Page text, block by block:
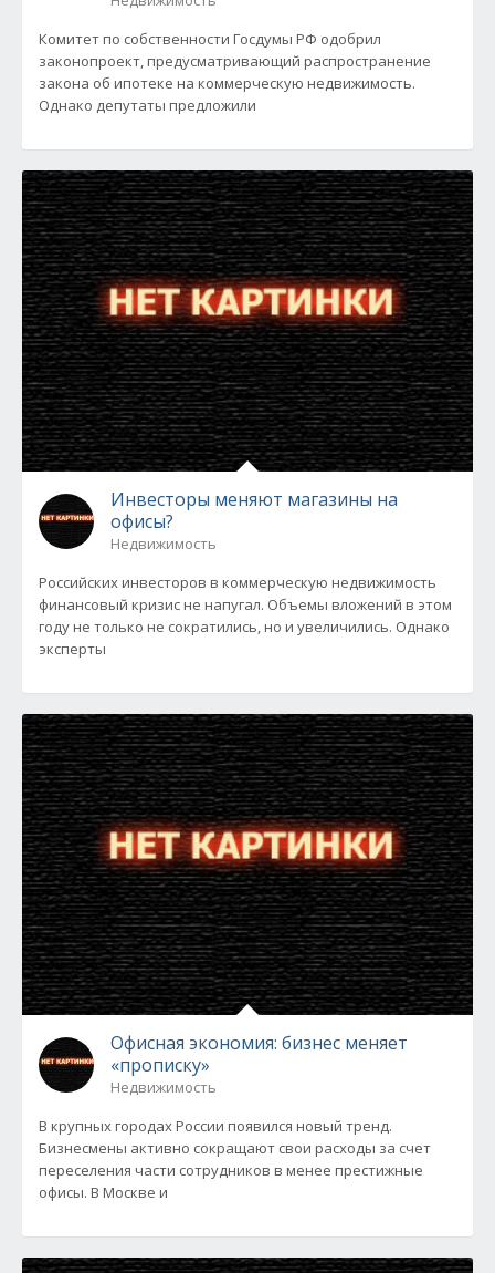
Комитет по собственности Госдумы РФ одобрил
законопроект, предусматривающий распространение
закона об ипотеке на коммерческую недвижимость.
Однако депутаты предложили
Инвесторы меняют магазины на
офисы?
Недвижимость
Российских инвесторов в коммерческую недвижимость
финансовый кризис не напугал. Объемы вложений в этом
году не только не сократились, но и увеличились. Однако
эксперты
Офисная экономия: бизнес меняет
«прописку»
Недвижимость
В крупных городах России появился новый тренд.
Бизнесмены активно сокращают свои расходы за счет
переселения части сотрудников в менее престижные
офисы. В Москве и